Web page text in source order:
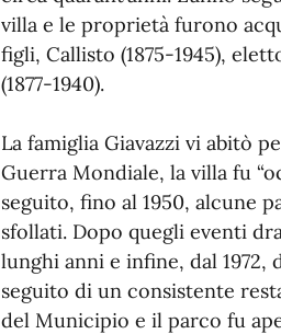
villa e le proprietà furono
figli, Callisto (1875-1945),
(1877-1940).
La famiglia Giavazzi vi abitò
Guerra Mondiale, la villa fu
seguito, fino al 1950, alcune
sfollati. Dopo quegli eventi
lunghi anni e infine, dal
seguito di un consistente
del Municipio e il parco fu